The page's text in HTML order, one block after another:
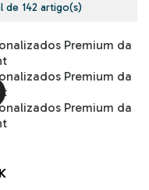
de 142 artigo(s)